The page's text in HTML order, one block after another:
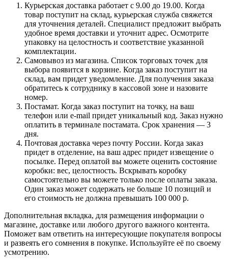
Курьерская доставка работает с 9.00 до 19.00. Когда
товар поступит на склад, курьерская служба свяжется
для уточнения деталей. Специалист предложит выбрать
удобное время доставки и уточнит адрес. Осмотрите
упаковку на целостность и соответствие указанной
комплектации.
Самовывоз из магазина. Список торговых точек для
выбора появится в корзине. Когда заказ поступит на
склад, вам придет уведомление. Для получения заказа
обратитесь к сотруднику в кассовой зоне и назовите
номер.
Постамат. Когда заказ поступит на точку, на ваш
телефон или e-mail придет уникальный код. Заказ нужно
оплатить в терминале постамата. Срок хранения — 3
дня.
Почтовая доставка через почту России. Когда заказ
придет в отделение, на ваш адрес придет извещение о
посылке. Перед оплатой вы можете оценить состояние
коробки: вес, целостность. Вскрывать коробку
самостоятельно вы можете только после оплаты заказа.
Один заказ может содержать не больше 10 позиций и
его стоимость не должна превышать 100 000 р.
Дополнительная вкладка, для размещения информации о
магазине, доставке или любого другого важного контента.
Поможет вам ответить на интересующие покупателя вопросы
и развеять его сомнения в покупке. Используйте её по своему
усмотрению.